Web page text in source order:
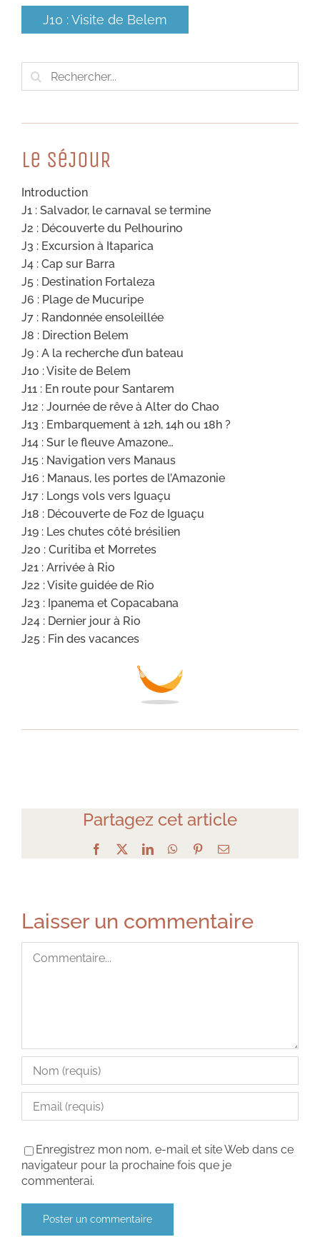
J10 : Visite de Belem
Rechercher:
Le SéJouR
Introduction
J1 : Salvador, le carnaval se termine
J2 : Découverte du Pelhourino
J3 : Excursion à Itaparica
J4 : Cap sur Barra
J5 : Destination Fortaleza
J6 : Plage de Mucuripe
J7 : Randonnée ensoleillée
J8 : Direction Belem
J9 : A la recherche d’un bateau
J10 : Visite de Belem
J11 : En route pour Santarem
J12 : Journée de rêve à Alter do Chao
J13 : Embarquement à 12h, 14h ou 18h ?
J14 : Sur le fleuve Amazone…
J15 : Navigation vers Manaus
J16 : Manaus, les portes de l’Amazonie
J17 : Longs vols vers Iguaçu
J18 : Découverte de Foz de Iguaçu
J19 : Les chutes côté brésilien
J20 : Curitiba et Morretes
J21 : Arrivée à Rio
J22 : Visite guidée de Rio
J23 : Ipanema et Copacabana
J24 : Dernier jour à Rio
J25 : Fin des vacances
Partagez cet article
Facebook LinkedInWhatsApp
PinterestEmail
Laisser un commentaire
Enregistrez mon nom, e-mail et site Web dans ce
navigateur pour la prochaine fois que je
commenterai.